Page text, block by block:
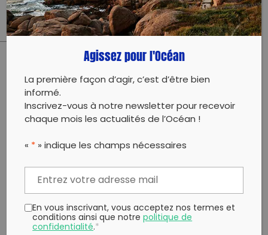
PARTAGER CET ARTICLE:
Twitterun ami
Copy to clipboard
Agissez pour l'Océan
La première façon d’agir, c’est d’être bien
informé.
Inscrivez-vous à notre newsletter pour recevoir
chaque mois les actualités de l’Océan !
« * » indique les champs nécessaires
En vous inscrivant, vous acceptez nos termes et
conditions ainsi que notrepolitique de
confidentialité.*